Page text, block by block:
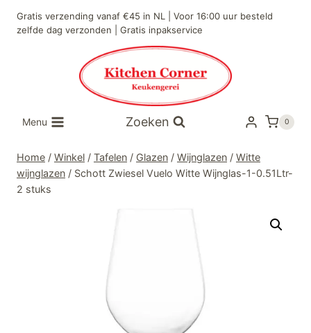
naar
Gratis verzending vanaf €45 in NL | Voor 16:00 uur besteld
zelfde dag verzonden | Gratis inpakservice
Menu Zoeken 0
Home / Winkel / Tafelen / Glazen / Wijnglazen / Witte
wijnglazen / Schott Zwiesel Vuelo Witte Wijnglas-1-0.51Ltr-
2 stuks